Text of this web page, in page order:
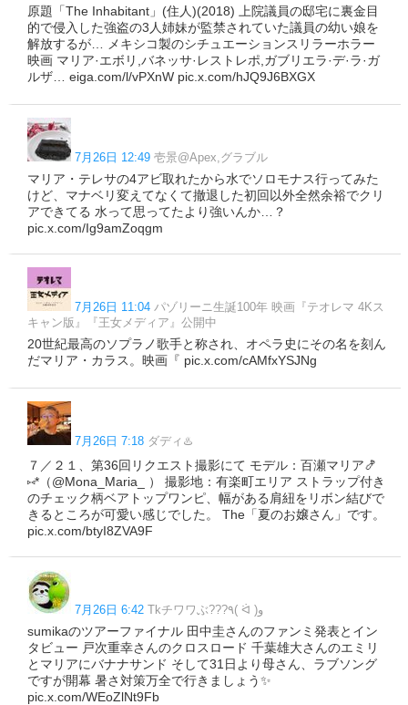
原題「The Inhabitant」(住人)(2018) 上院議員の邸宅に裏金目
的で侵入した強盗の3人姉妹が監禁されていた議員の幼い娘を
解放するが… メキシコ製のシチュエーションスリラーホラー
映画 マリア·エボリ,バネッサ·レストレポ,ガブリエラ·デ·ラ·ガ
ルザ… eiga.com/l/vPXnW pic.x.com/hJQ9J6BXGX
7月26日 12:49 壱景@Apex,グラブル
マリア・テレサの4アビ取れたから水でソロモナス行ってみた
けど、マナベリ変えてなくて撤退した初回以外全然余裕でクリ
アできてる 水って思ってたより強いんか…？
pic.x.com/Ig9amZoqgm
7月26日 11:04 パゾリーニ生誕100年 映画『テオレマ 4Kス
キャン版』『王女メディア』公開中
20世紀最高のソプラノ歌手と称され、オペラ史にその名を刻ん
だマリア・カラス。映画『 pic.x.com/cAMfxYSJNg
7月26日 7:18 ダディ♨️
７／２１、第36回リクエスト撮影にて モデル：百瀬マリア🍤
⑅*（@Mona_Maria_ ） 撮影地：有楽町エリア ストラップ付き
のチェック柄ベアトップワンピ、幅がある肩紐をリボン結びで
きるところが可愛い感じでした。 The「夏のお嬢さん」です。
pic.x.com/btyI8ZVA9F
7月26日 6:42 Tkチワワぶ???️٩( ᐛ )و
sumikaのツアーファイナル 田中圭さんのファンミ発表とイン
タビュー 戸次重幸さんのクロスロード 千葉雄大さんのエミリ
とマリアにバナナサンド そして31日より母さん、ラブソング
ですが開幕 暑さ対策万全で行きましょう✨
pic.x.com/WEoZlNt9Fb